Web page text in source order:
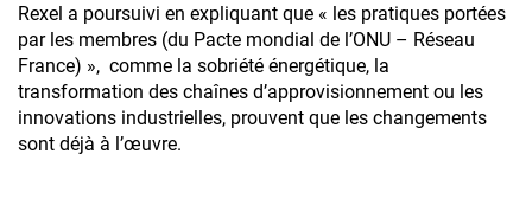
Rexel a poursuivi en expliquant que « les pratiques portées
par les membres (du Pacte mondial de l’ONU – Réseau
France) », comme la sobriété énergétique, la
transformation des chaînes d’approvisionnement ou les
innovations industrielles, prouvent que les changements
sont déjà à l’œuvre.